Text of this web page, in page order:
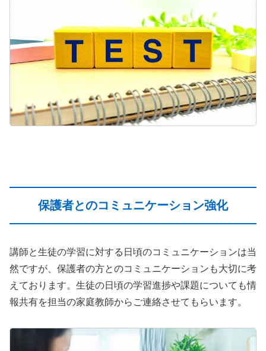
保護者とのコミュニケーション強化
講師と生徒の学習に対する日頃のコミュニケーションは当
然ですが、保護者の方とのコミュニケーションも大切に考
えております。生徒の日頃の学習進捗や課題についても情
報共有を担当の家庭教師からご連絡させてもらいます。